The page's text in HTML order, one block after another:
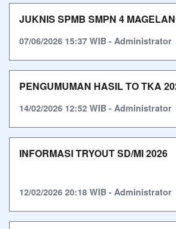
JUKNIS SPMB SMPN 4
07/06/2026 15:37 WIB - Administrator
PENGUMUMAN HASIL TO TKA
14/02/2026 12:52 WIB - Administrator
INFORMASI TRYOUT SD/MI 2026
12/02/2026 20:18 WIB - Administrator